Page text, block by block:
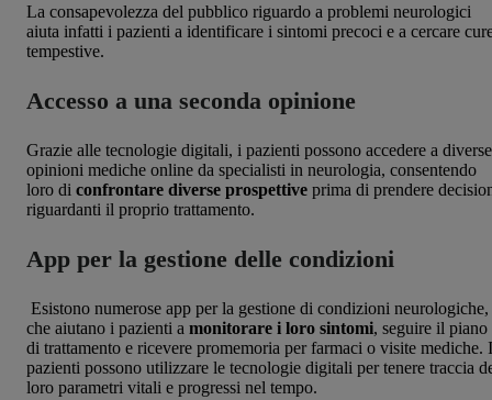
La consapevolezza del pubblico riguardo a problemi neurologici
aiuta infatti i pazienti a identificare i sintomi precoci e a cercare
tempestive.
Accesso a una seconda opinione
Grazie alle tecnologie digitali, i pazienti possono accedere a diverse
opinioni mediche online da specialisti in neurologia, consentendo
loro di confrontare diverse prospettive prima di prendere
riguardanti il proprio trattamento.
App per la gestione delle condizioni
Esistono numerose app per la gestione di condizioni neurologiche,
che aiutano i pazienti a monitorare i loro sintomi, seguire il piano
di trattamento e ricevere promemoria per farmaci o visite mediche. I
pazienti possono utilizzare le tecnologie digitali per tenere traccia
loro parametri vitali e progressi nel tempo.